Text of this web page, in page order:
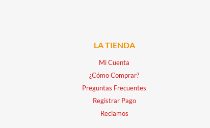
LA TIENDA
Mi Cuenta
¿Cómo Comprar?
Preguntas Frecuentes
Registrar Pago
Reclamos